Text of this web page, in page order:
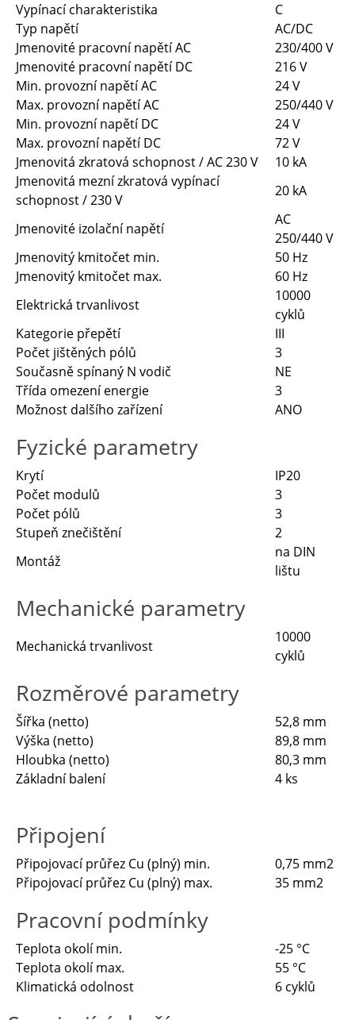
Vypínací charakteristika
C
Typ napětí
AC/DC
Jmenovité pracovní napětí AC
230/400 V
Jmenovité pracovní napětí DC
216 V
Min. provozní napětí AC
24 V
Max. provozní napětí AC
250/440 V
Min. provozní napětí DC
24 V
Max. provozní napětí DC
72 V
Jmenovitá zkratová schopnost / AC 230 V
10 kA
Jmenovitá mezní zkratová vypínací
schopnost / 230 V
20 kA
Jmenovité izolační napětí
AC
250/440 V
Jmenovitý kmitočet min.
50 Hz
Jmenovitý kmitočet max.
60 Hz
Elektrická trvanlivost
10000
cyklů
Kategorie přepětí
III
Počet jištěných pólů
3
Současně spínaný N vodič
NE
Třída omezení energie
3
Možnost dalšího zařízení
ANO
Fyzické parametry
Krytí
IP20
Počet modulů
3
Počet pólů
3
Stupeň znečištění
2
Montáž
na DIN
lištu
Mechanické parametry
Mechanická trvanlivost
10000
cyklů
Rozměrové parametry
Šířka (netto)
52,8 mm
Výška (netto)
89,8 mm
Hloubka (netto)
80,3 mm
Základní balení
4 ks
Připojení
Připojovací průřez Cu (plný) min.
0,75 mm2
Připojovací průřez Cu (plný) max.
35 mm2
Pracovní podmínky
Teplota okolí min.
-25 °C
Teplota okolí max.
55 °C
Klimatická odolnost
6 cyklů